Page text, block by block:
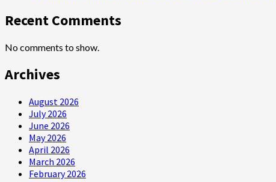
Recent Comments
No comments to show.
Archives
August 2026
July 2026
June 2026
May 2026
April 2026
March 2026
February 2026